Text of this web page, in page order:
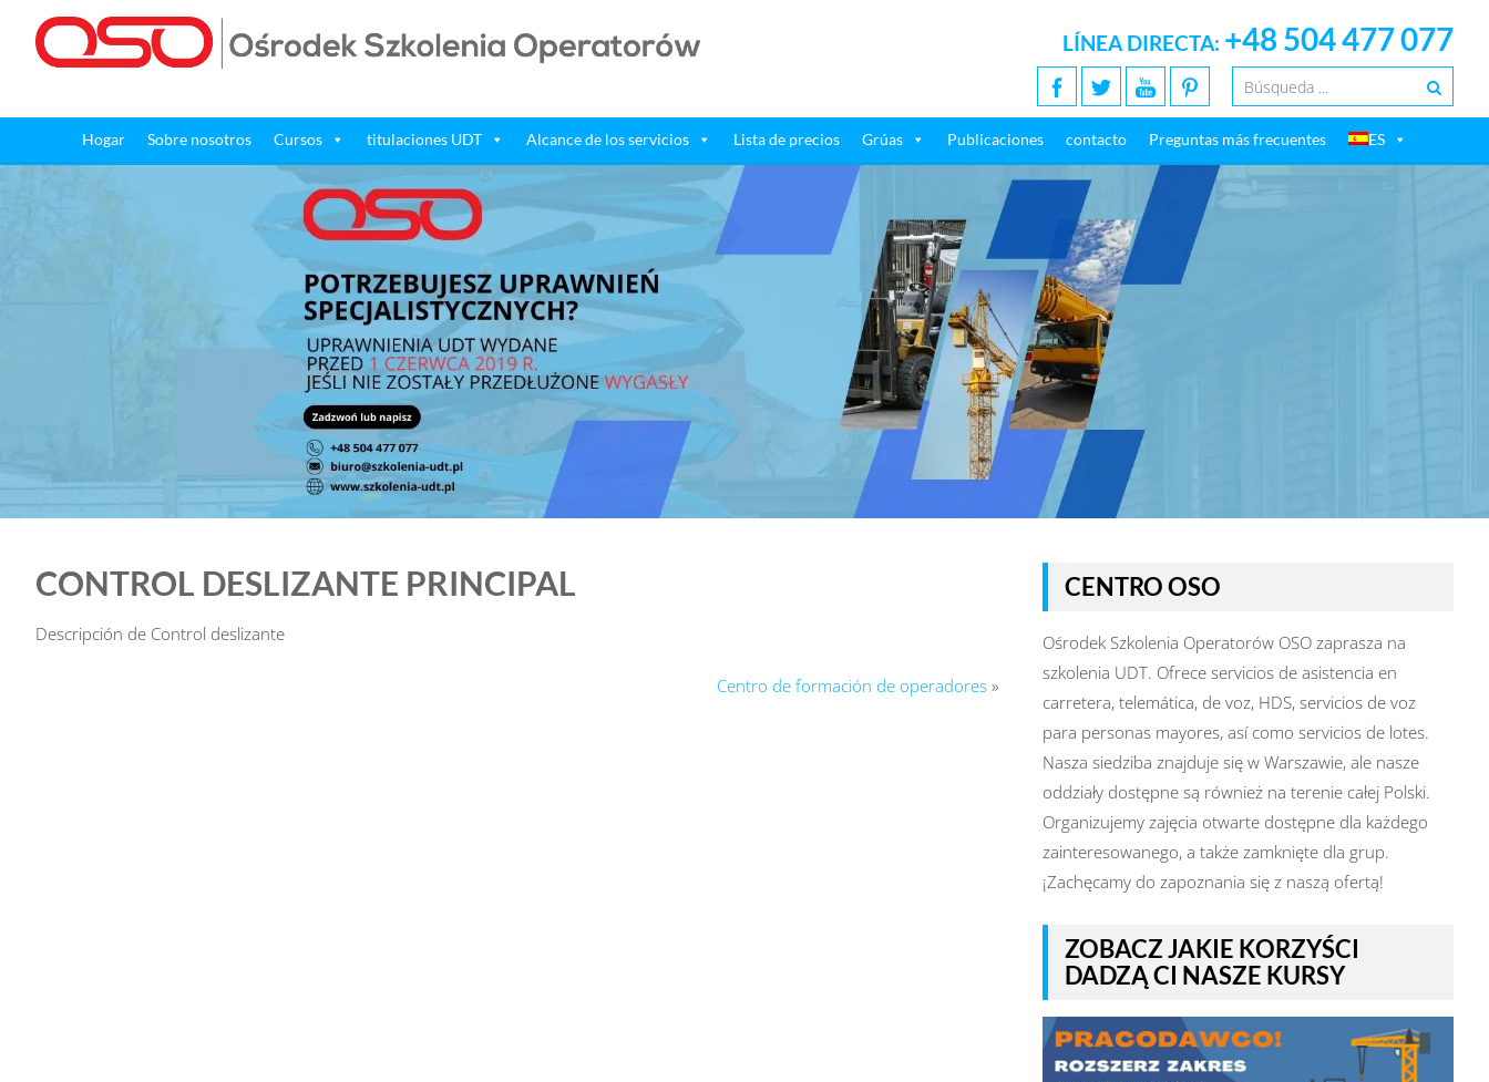
LÍNEA DIRECTA: +48 504 477 077
Hogar Sobre nosotros Cursos titulaciones UDT Alcance de los servicios Lista de precios Grúas Publicaciones contacto Preguntas más frecuentes ES
CONTROL DESLIZANTE PRINCIPAL
Descripción de Control deslizante
Centro de formación de operadores »
CENTRO OSO
Ośrodek Szkolenia Operatorów OSO zaprasza na
szkolenia UDT. Ofrece servicios de asistencia en
carretera, telemática, de voz, HDS, servicios de voz
para personas mayores, así como servicios de lotes.
Nasza siedziba znajduje się w Warszawie, ale nasze
oddziały dostępne są również na terenie całej Polski.
Organizujemy zajęcia otwarte dostępne dla każdego
zainteresowanego, a także zamknięte dla grup.
¡Zachęcamy do zapoznania się z naszą ofertą!
ZOBACZ JAKIE KORZYŚCI
DADZĄ CI NASZE KURSY